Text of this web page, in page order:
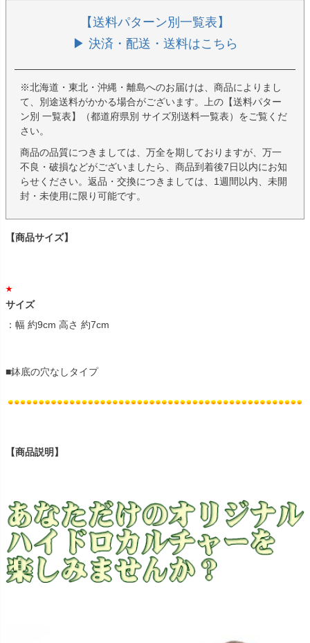
【送料パターン別一覧表】
▶ 決済・配送・送料はこちら
※北海道・東北・沖縄・離島へのお届けは、商品によりまし
て、別途送料がかかる場合がございます。上の【送料パター
ン別 一覧表】（都道府県別 サイズ別送料一覧表）をご覧くだ
さい。
商品の品質につきましては、万全を期しておりますが、万一
不良・破損などがございましたら、商品到着後7日以内にお知
らせください。返品・交換につきましては、1週間以内、未開
封・未使用に限り可能です。
【商品サイズ】
サイズ
：幅 約9cm 高さ 約7cm
■鉢底の穴なしタイプ
【商品説明】